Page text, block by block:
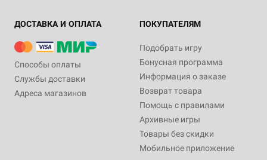
ДОСТАВКА И ОПЛАТА
Способы оплаты
Службы доставки
Адреса магазинов
ПОКУПАТЕЛЯМ
Подобрать игру
Бонусная программа
Информация о заказе
Возврат товара
Помощь с правилами
Архивные игры
Товары без скидки
Мобильное приложение